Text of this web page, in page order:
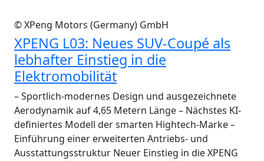
© XPeng Motors (Germany) GmbH
XPENG L03: Neues SUV-Coupé als
lebhafter Einstieg in die
Elektromobilität
– Sportlich-modernes Design und ausgezeichnete
Aerodynamik auf 4,65 Metern Länge – Nächstes KI-
definiertes Modell der smarten Hightech-Marke –
Einführung einer erweiterten Antriebs- und
Ausstattungsstruktur Neuer Einstieg in die XPENG